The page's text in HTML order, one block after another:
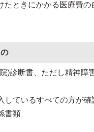
たときにかかる医療費
)診断書、ただし精神
しているすべての方が
書類